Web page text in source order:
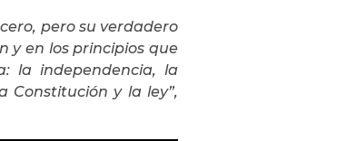
pero su verdadero
y en los principios que
la independencia, la
y la ley”,